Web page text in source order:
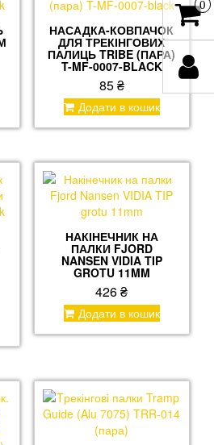
НАСАДКА-КОВПАЧОК
ДЛЯ ТРЕКІНГОВИХ
ПАЛИЦЬ TRIBE (ПАРА)
T-MF-0007-BLACK
85₴
Додати в кошик
НАКІНЕЧНИК НА
ПАЛКИ FJORD
NANSEN VIDIA TIP
GROTU 11MM
426₴
Додати в кошик
0